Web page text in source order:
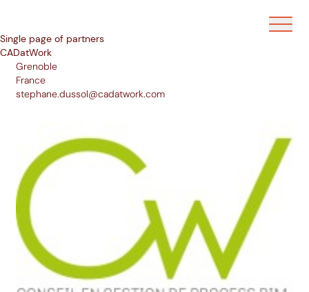
Ouvrir/
Single page of partners
CADatWork
Grenoble
France
stephane.dussol@cadatwork.com